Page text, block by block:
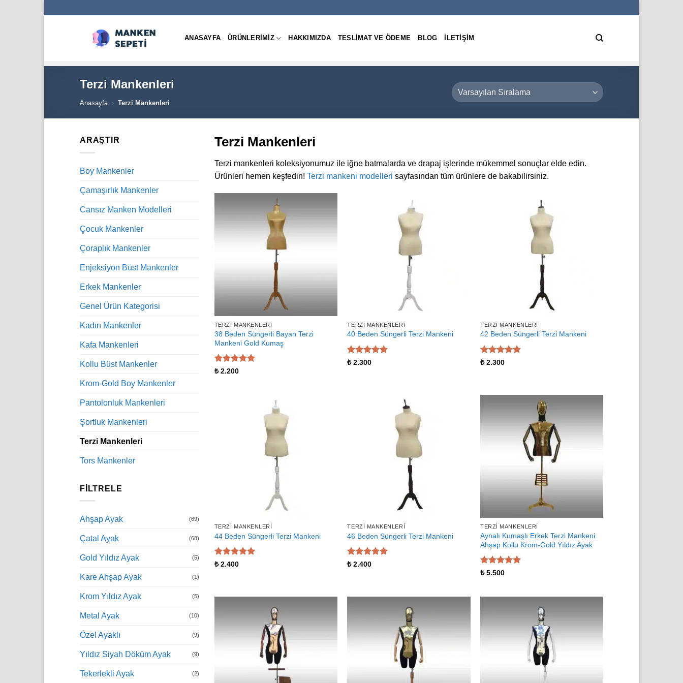
ANASAYFA ÜRÜNLERIMIZ HAKKIMIZDA TESLIMAT VE ÖDEME BLOG ILETIŞIM
Terzi Mankenleri
Anasayfa › Terzi Mankenleri
ARAŞTIR
Boy Mankenler
Çamaşırlık Mankenler
Cansız Manken Modelleri
Çocuk Mankenler
Çoraplık Mankenler
Enjeksiyon Büst Mankenler
Erkek Mankenler
Genel Ürün Kategorisi
Kadın Mankenler
Kafa Mankenleri
Kollu Büst Mankenler
Krom-Gold Boy Mankenler
Pantolonluk Mankenleri
Şortluk Mankenleri
Terzi Mankenleri
Tors Mankenler
FILTRELE
Ahşap Ayak (69)
Çatal Ayak (68)
Gold Yıldız Ayak (5)
Kare Ahşap Ayak (1)
Krom Yıldız Ayak (5)
Metal Ayak (10)
Özel Ayaklı (9)
Yıldız Siyah Döküm Ayak (9)
Tekerlekli Ayak (2)
Terzi Mankenleri
Terzi mankenleri koleksiyonumuz ile iğne batmalarda ve drapaj işlerinde mükemmel sonuçlar elde edin.
Ürünleri hemen keşfedin! Terzi mankeni modelleri sayfasından tüm ürünlere de bakabilirsiniz.
TERZI MANKENLERI
38 Beden Süngerli Bayan Terzi
Mankeni Gold Kumaş
5 üzerinden
₺2.200
TERZI MANKENLERI
40 Beden Süngerli Terzi Mankeni
5 üzerinden
₺2.300
TERZI MANKENLERI
42 Beden Süngerli Terzi Mankeni
5 üzerinden
₺2.300
TERZI MANKENLERI
44 Beden Süngerli Terzi Mankeni
5 üzerinden
₺2.400
TERZI MANKENLERI
46 Beden Süngerli Terzi Mankeni
5 üzerinden
₺2.400
TERZI MANKENLERI
Aynalı Kumaşlı Erkek Terzi Mankeni
Ahşap Kollu Krom-Gold Yıldız Ayak
5 üzerinden
₺5.500